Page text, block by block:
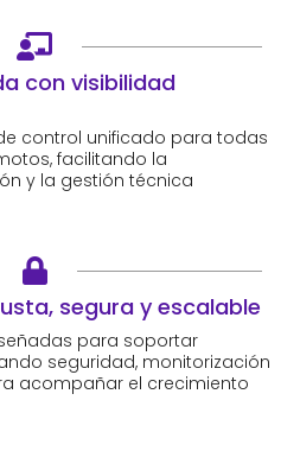

con visibilidad
control unificado para todas
facilitando la
y la gestión técnica

segura y escalable
para soportar
seguridad, monitorización
acompañar el crecimiento